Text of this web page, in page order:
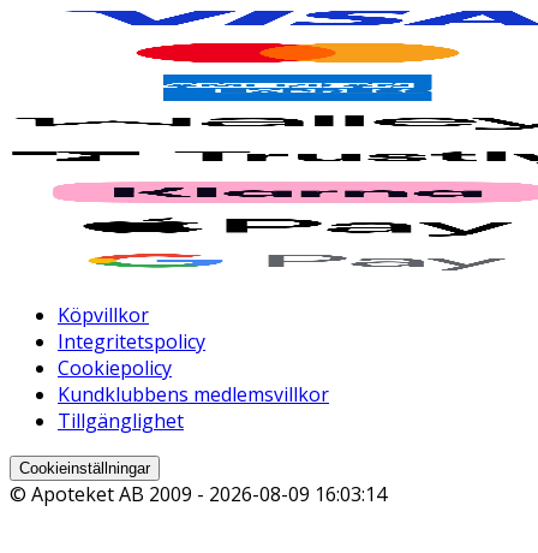
Köpvillkor
Integritetspolicy
Cookiepolicy
Kundklubbens medlemsvillkor
Tillgänglighet
Cookieinställningar
© Apoteket AB 2009 - 2026-08-09 16:03:14